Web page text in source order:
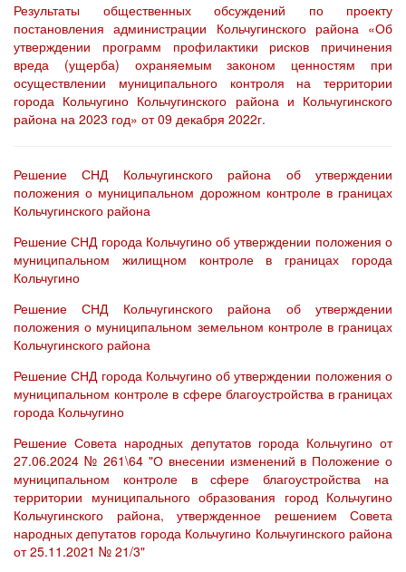
Результаты общественных обсуждений по проекту
постановления администрации Кольчугинского района «Об
утверждении программ профилактики рисков причинения
вреда (ущерба) охраняемым законом ценностям при
осуществлении муниципального контроля на территории
города Кольчугино Кольчугинского района и Кольчугинского
района на 2023 год» от 09 декабря 2022г.
Решение СНД Кольчугинского района об утверждении
положения о муниципальном дорожном контроле в границах
Кольчугинского района
Решение СНД города Кольчугино об утверждении положения о
муниципальном жилищном контроле в границах города
Кольчугино
Решение СНД Кольчугинского района об утверждении
положения о муниципальном земельном контроле в границах
Кольчугинского района
Решение СНД города Кольчугино об утверждении положения о
муниципальном контроле в сфере благоустройства в границах
города Кольчугино
Решение Совета народных депутатов города Кольчугино от
27.06.2024 № 261\64 "О внесении изменений в Положение о
муниципальном контроле в сфере благоустройства на
территории муниципального образования город Кольчугино
Кольчугинского района, утвержденное решением Совета
народных депутатов города Кольчугино Кольчугинского района
от 25.11.2021 № 21/3"